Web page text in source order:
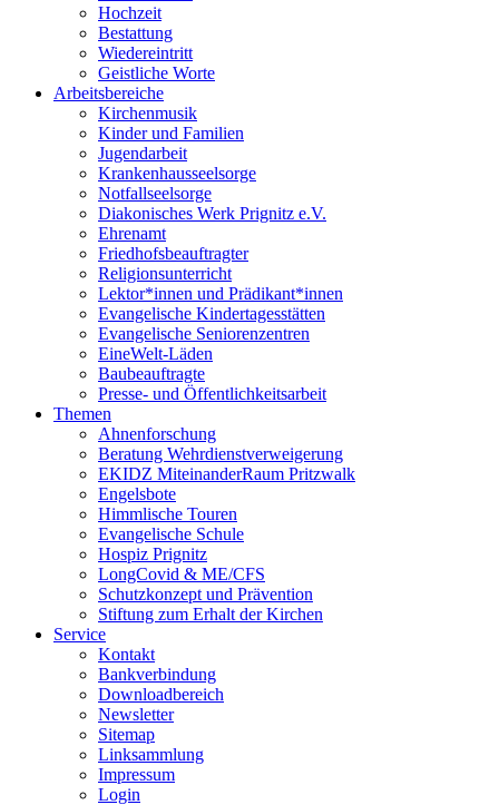
Hochzeit
Bestattung
Wiedereintritt
Geistliche Worte
Arbeitsbereiche
Kirchenmusik
Kinder und Familien
Jugendarbeit
Krankenhausseelsorge
Notfallseelsorge
Diakonisches Werk Prignitz e.V.
Ehrenamt
Friedhofsbeauftragter
Religionsunterricht
Lektor*innen und Prädikant*innen
Evangelische Kindertagesstätten
Evangelische Seniorenzentren
EineWelt-Läden
Baubeauftragte
Presse- und Öffentlichkeitsarbeit
Themen
Ahnenforschung
Beratung Wehrdienstverweigerung
EKIDZ MiteinanderRaum Pritzwalk
Engelsbote
Himmlische Touren
Evangelische Schule
Hospiz Prignitz
LongCovid & ME/CFS
Schutzkonzept und Prävention
Stiftung zum Erhalt der Kirchen
Service
Kontakt
Bankverbindung
Downloadbereich
Newsletter
Sitemap
Linksammlung
Impressum
Login